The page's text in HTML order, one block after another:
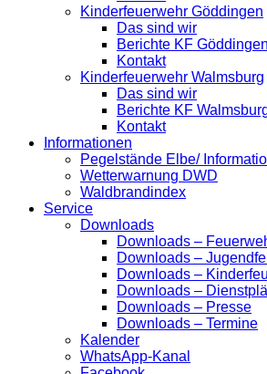
Kinderfeuerwehr Göddingen
Das sind wir
Berichte KF Göddingen
Kontakt
Kinderfeuerwehr Walmsburg
Das sind wir
Berichte KF
Kontakt
Informationen
Pegelstände Elbe/
Wetterwarnung DWD
Waldbrandindex
Service
Downloads
Downloads –
Downloads –
Downloads –
Downloads –
Downloads – Presse
Downloads – Termine
Kalender
WhatsApp-Kanal